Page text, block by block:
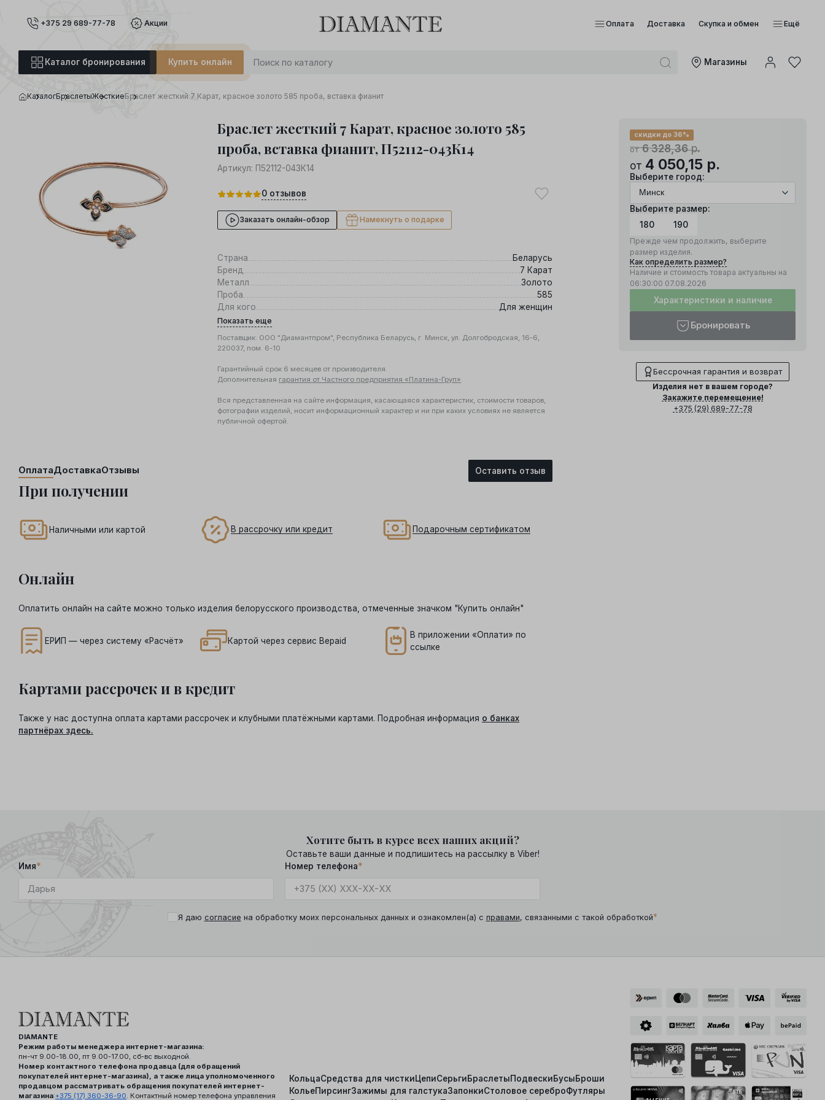
+375 29 689-77-78 Акции Оплата Доставка Скупка и обмен Ещё
Каталог бронирования Купить онлайн Mагазины
0 : 0 0
КаталогБраслетыЖесткиеБраслет жесткий 7 Карат, красное золото 585 проба, вставка фианит
Браслет жесткий 7 Карат, красное золото 585
проба, вставка фианит, П52112-043К14
Артикул: П52112-043К14
0 отзывов
Заказать онлайн-обзор Намекнуть о подарке
от6 328,36р.
скидки до 36%
от 4 050,15 р.
Выберите город:
Выберите размер:
180
190
Прежде чем продолжить, выберите
размер изделия.
Как определить размер?
Наличие и стоимость товара актуальны на
06:30:00 07.08.2026
Характеристики и наличие
Бронировать
Бессрочная гарантия и возврат
Изделия нет в вашем городе?
Закажите перемещение!
+375 (29) 689-77-78
Страна
Беларусь
Бренд
7 Карат
Металл
Золото
Проба
585
Для кого
Для женщин
Показать еще
Поставщик: ООО "Диамантпром", Республика Беларусь, г. Минск, ул. Долгобродская, 16-6,
220037, пом. 6-10
Гарантийный срок 6 месяцев от производителя.
Дополнительная гарантия от Частного предприятия «Платина-Груп».
Вся представленная на сайте информация, касающаяся характеристик, стоимости товаров,
фотографии изделий, носит информационный характер и ни при каких условиях не является
публичной офертой.
Оплата
При получении
Наличными или картой В рассрочку или кредит Подарочным сертификатом
Онлайн
Оплатить онлайн на сайте можно только изделия белорусского производства, отмеченные значком "Купить онлайн"
ЕРИП — через систему «Расчёт» Картой через сервис Bepaid
В приложении «Оплати» по
ссылке
Картами рассрочек и в кредит
Также у нас доступна оплата картами рассрочек и клубными платёжными картами. Подробная информация о банках
партнёрах здесь.
ДоставкаОтзывы Оставить отзыв
Хотите быть в курсе всех наших акций?
Оставьте ваши данные и подпишитесь на рассылку в Viber!
Имя* Номер телефона*
Я даю согласие на обработку моих персональных данных и ознакомлен(а) с правами, связанными с такой обработкой*
DIAMANTE
Режим работы менеджера интернет-магазина:
пн-чт 9.00-18.00, пт 9.00-17.00, сб-вс выходной.
Номер контактного телефона продавца (для обращений
покупателей интернет-магазина), а также лица уполномоченного
продавцом рассматривать обращения покупателей интернет-
магазина:+375 (17) 360-36-90 . Контактный номер телефона управления
КольцаСредства для чисткиЦепиСерьгиБраслетыПодвескиБусыБроши
КольеПирсингЗажимы для галстукаЗапонкиСтоловое сереброФутляры